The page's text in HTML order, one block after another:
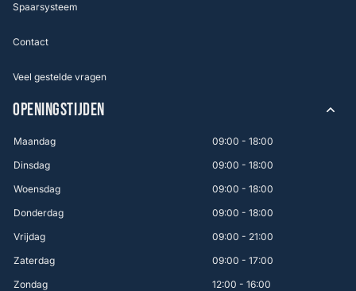
Spaarsysteem
Contact
Veel gestelde vragen
OPENINGSTIJDEN
Maandag
09:00 - 18:00
Dinsdag
09:00 - 18:00
Woensdag
09:00 - 18:00
Donderdag
09:00 - 18:00
Vrijdag
09:00 - 21:00
Zaterdag
09:00 - 17:00
Zondag
12:00 - 16:00